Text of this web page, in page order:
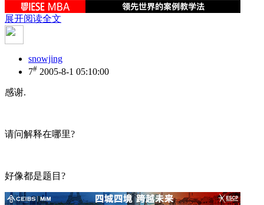
展开阅读全文
snowjing
7# 2005-8-1 05:10:00
感谢.
请问解释在哪里?
好像都是题目?